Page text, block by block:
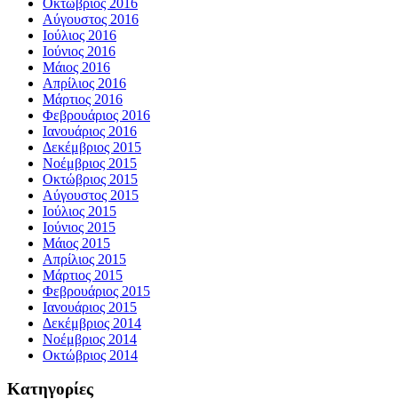
Αύγουστος 2016
Ιούλιος 2016
Ιούνιος 2016
Μάιος 2016
Απρίλιος 2016
Μάρτιος 2016
Φεβρουάριος 2016
Ιανουάριος 2016
Δεκέμβριος 2015
Νοέμβριος 2015
Οκτώβριος 2015
Αύγουστος 2015
Ιούλιος 2015
Ιούνιος 2015
Μάιος 2015
Απρίλιος 2015
Μάρτιος 2015
Φεβρουάριος 2015
Ιανουάριος 2015
Δεκέμβριος 2014
Νοέμβριος 2014
Οκτώβριος 2014
Kατηγορίες